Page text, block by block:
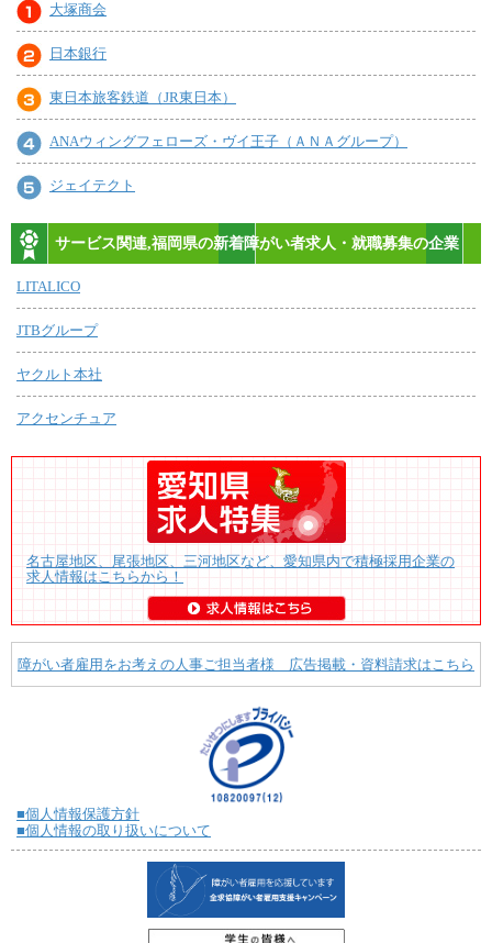
大塚商会
日本銀行
東日本旅客鉄道（JR東日本）
ANAウィングフェローズ・ヴイ王子（ＡＮＡグループ）
ジェイテクト
サービス関連,福岡県の新着障がい者求人・就職募集の企業
LITALICO
JTBグループ
ヤクルト本社
アクセンチュア
名古屋地区、尾張地区、三河地区など、愛知県内で積極採用企業の
求人情報はこちらから！
障がい者雇用をお考えの人事ご担当者様 広告掲載・資料請求はこちら
■個人情報保護方針
■個人情報の取り扱いについて